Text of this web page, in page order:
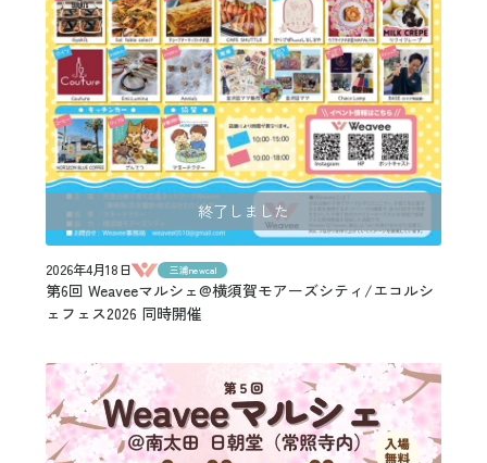
終了しました
2026年4月18日 三浦newcal
第6回 Weaveeマルシェ@横須賀モアーズシティ/エコルシ
ェフェス2026 同時開催